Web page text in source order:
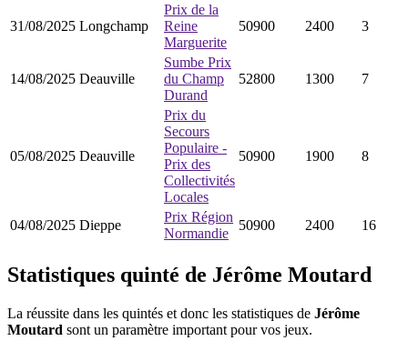
31/08/2025 Longchamp
Prix de la
Reine
Marguerite
50900 2400 3
14/08/2025 Deauville
Sumbe Prix
du Champ
Durand
52800 1300 7
05/08/2025 Deauville
Prix du
Secours
Populaire -
Prix des
Collectivités
Locales
50900 1900 8
04/08/2025 Dieppe
Prix Région
Normandie
50900 2400 16
Statistiques quinté de Jérôme Moutard
La réussite dans les quintés et donc les statistiques de Jérôme
Moutard sont un paramètre important pour vos jeux.